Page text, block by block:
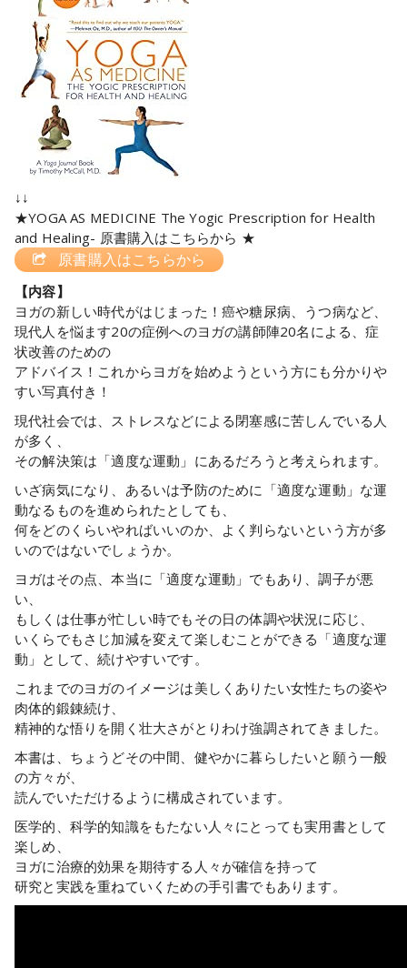
↓↓
★YOGA AS MEDICINE The Yogic Prescription for Health
and Healing- 原書購入はこちらから ★
原書購入はこちらから
【内容】
ヨガの新しい時代がはじまった！癌や糖尿病、うつ病など、
現代人を悩ます20の症例へのヨガの講師陣20名による、症
状改善のための
アドバイス！これからヨガを始めようという方にも分かりや
すい写真付き！
現代社会では、ストレスなどによる閉塞感に苦しんでいる人
が多く、
その解決策は「適度な運動」にあるだろうと考えられます。
いざ病気になり、あるいは予防のために「適度な運動」な運
動なるものを進められたとしても、
何をどのくらいやればいいのか、よく判らないという方が多
いのではないでしょうか。
ヨガはその点、本当に「適度な運動」でもあり、調子が悪
い、
もしくは仕事が忙しい時でもその日の体調や状況に応じ、
いくらでもさじ加減を変えて楽しむことができる「適度な運
動」として、続けやすいです。
これまでのヨガのイメージは美しくありたい女性たちの姿や
肉体的鍛錬続け、
精神的な悟りを開く壮大さがとりわけ強調されてきました。
本書は、ちょうどその中間、健やかに暮らしたいと願う一般
の方々が、
読んでいただけるように構成されています。
医学的、科学的知識をもたない人々にとっても実用書として
楽しめ、
ヨガに治療的効果を期待する人々が確信を持って
研究と実践を重ねていくための手引書でもあります。